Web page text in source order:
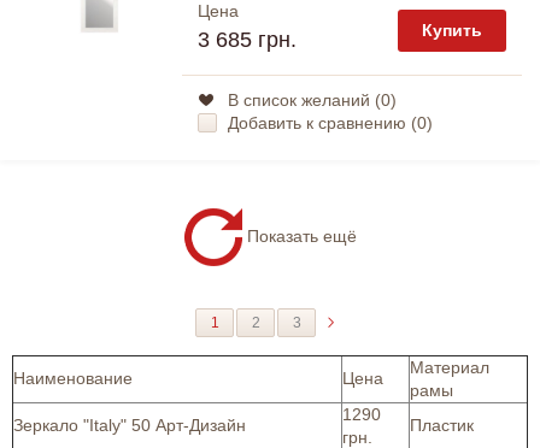
Цена
3 685 грн. Купить
В список желаний (0)
Добавить к сравнению (0)
Показать ещё
1 2 3
Наименование Цена
Материал
рамы
Зеркало "Italy" 50 Арт-Дизайн
1290
грн.
Пластик